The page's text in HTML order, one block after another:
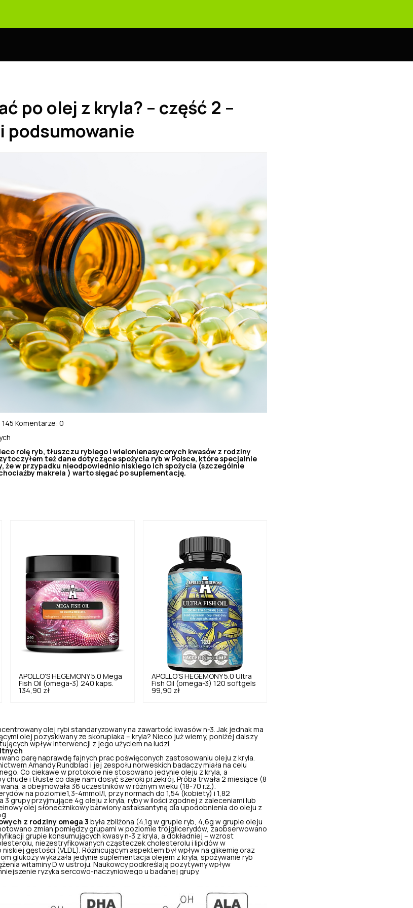
po olej z kryla? – część 2 –
podsumowanie
Komentarze: 0
rolę ryb, tłuszczu rybiego i wielonienasyconych kwasów z rodziny
też dane dotyczące spożycia ryb w Polsce, które specjalnie
że w przypadku nieodpowiednio niskiego ich spożycia (szczególnie
makrela ) warto sięgać po suplementację.
APOLLO'S HEGEMONY 5.0 Mega
Fish Oil (omega-3) 240 kaps.
134,90 zł
APOLLO'S HEGEMONY 5.0 Ultra
Fish Oil (omega-3) 120 softgels
99,90 zł
olej rybi standaryzowany na zawartość kwasów n-3. Jak jednak ma
olej pozyskiwany ze skorupiaka – kryla? Nieco już wiemy, poniżej dalszy
wpływ interwencji z jego użyciem na ludzi.
parę naprawdę fajnych prac poświęconych zastosowaniu oleju z kryla.
Amandy Rundblad i jej zespołu norweskich badaczy miała na celu
Co ciekawe w protokole nie stosowano jedynie oleju z kryla, a
chude i tłuste co daje nam dosyć szeroki przekrój. Próba trwała 2 miesiące (8
a obejmowała 36 uczestników w różnym wieku (18-70 r.ż.).
na poziomie1,3-4mmol/l, przy normach do 1,54 (kobiety) i 1,82
3 grupy przyjmujące 4g oleju z kryla, ryby w ilości zgodnej z zaleceniami lub
olej słonecznikowy barwiony astaksantyną dla upodobnienia do oleju z
z rodziny omega 3 była zbliżona (4,1g w grupie ryb, 4,6g w grupie oleju
zmian pomiędzy grupami w poziomie trójglicerydów, zaobserwowano
grupie konsumujących kwasy n-3 z kryla, a dokładniej – wzrost
niezestryfikowanych cząsteczek cholesterolu i lipidów w
gęstości (VLDL). Różnicującym aspektem był wpływ na glikemię oraz
glukozy wykazała jedynie suplementacja olejem z kryla, spożywanie ryb
witaminy D w ustroju. Naukowcy podkreślają pozytywny wpływ
ryzyka sercowo-naczyniowego u badanej grupy.